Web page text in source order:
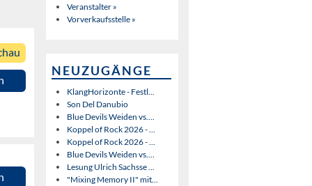
Veranstalter »
Vorverkaufsstelle »
NEUZUGÄNGE
KlangHorizonte - Festl...
Son Del Danubio
Blue Devils Weiden vs....
Koppel of Rock 2026 - ...
Koppel of Rock 2026 - ...
Blue Devils Weiden vs....
Lesung Ulrich Sachsse ...
"Mixing Memory II" mit...